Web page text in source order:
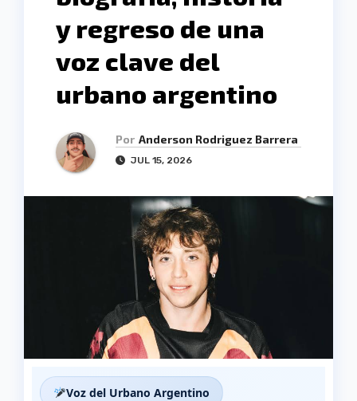
y regreso de una
voz clave del
urbano argentino
Por Anderson Rodriguez Barrera
JUL 15, 2026
Voz del Urbano Argentino